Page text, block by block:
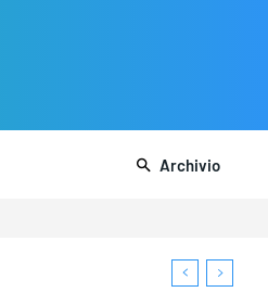
Archivio